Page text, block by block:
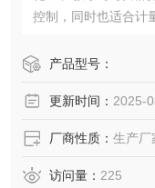
控制，同时也适合计
产品型号：
更新时间： 2025-
厂商性质： 生产厂
访问量： 225